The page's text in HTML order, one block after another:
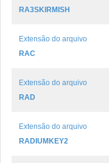
RA3SKIRMISH
Extensão do arquivo
RAC
Extensão do arquivo
RAD
Extensão do arquivo
RADIUMKEY2